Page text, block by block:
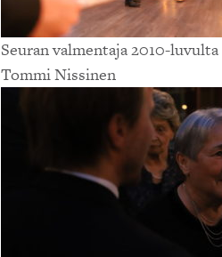
Seuran valmentaja 2010-luvulta
Tommi Nissinen